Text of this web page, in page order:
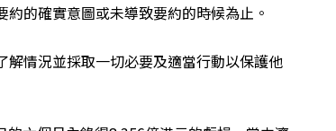
的確實意圖或未導致要約的時候為止。
情況並採取一切必要及適當行動以保護他